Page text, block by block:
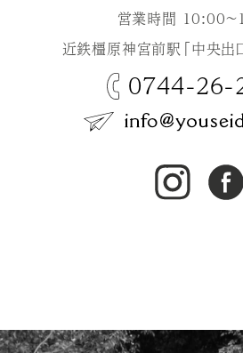
営業時間 10:00
近鉄橿原神宮前駅「中央出
0744-26-